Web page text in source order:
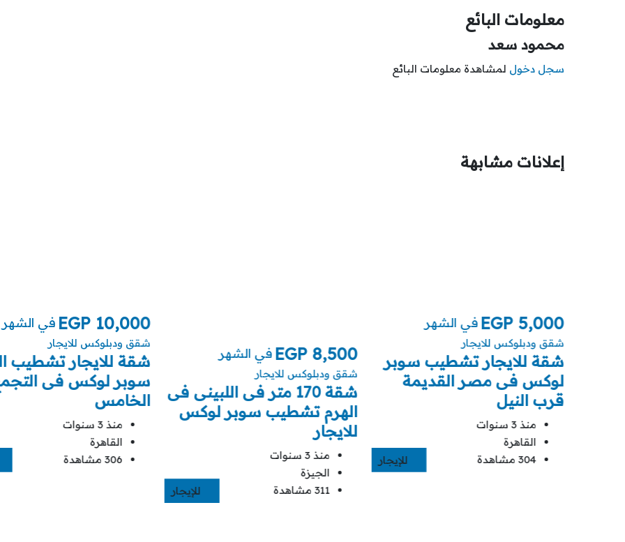
معلومات البائع
محمود سعد
سجل دخول لمشاهدة معلومات البائع
إعلانات مشابهة
للإيجار
EGP 5,000 في الشهر
شقق ودبلوكس للايجار
شقة للايجار تشطيب سوبر
لوكس فى مصر القديمة
قرب النيل
منذ 3 سنوات
القاهرة
304 مشاهدة
للإيجار
EGP8,500 في الشهر
شقق ودبلوكس للايجار
شقة 170 متر فى اللبينى فى
الهرم تشطيب سوبر لوكس
للايجار
منذ 3 سنوات
الجيزة
311 مشاهدة
EGP10,000 في الشهر
شقق ودبلوكس للايجار
شقة للايجار تشطيب
سوبر لوكس فى
الخامس
منذ 3 سنوات
القاهرة
306 مشاهدة